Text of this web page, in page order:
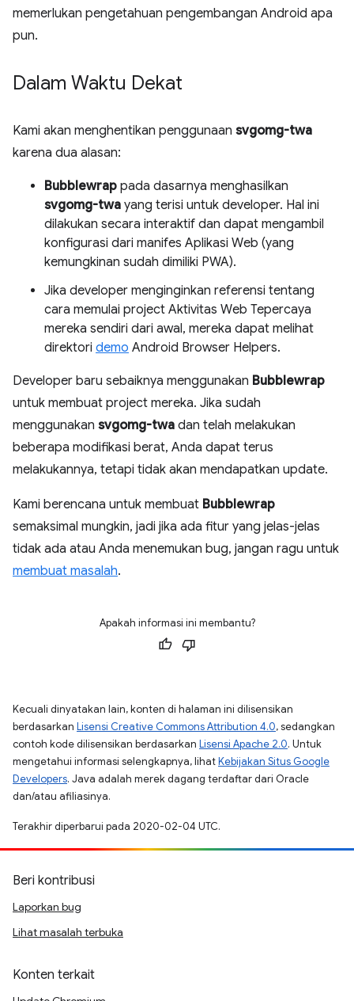
memerlukan pengetahuan pengembangan Android apa
pun.
Dalam Waktu Dekat
Kami akan menghentikan penggunaan svgomg-twa
karena dua alasan:
Bubblewrap pada dasarnya menghasilkan
svgomg-twa yang terisi untuk developer. Hal ini
dilakukan secara interaktif dan dapat mengambil
konfigurasi dari manifes Aplikasi Web (yang
kemungkinan sudah dimiliki PWA).
Jika developer menginginkan referensi tentang
cara memulai project Aktivitas Web Tepercaya
mereka sendiri dari awal, mereka dapat melihat
direktori demo Android Browser Helpers.
Developer baru sebaiknya menggunakan Bubblewrap
untuk membuat project mereka. Jika sudah
menggunakan svgomg-twa dan telah melakukan
beberapa modifikasi berat, Anda dapat terus
melakukannya, tetapi tidak akan mendapatkan update.
Kami berencana untuk membuat Bubblewrap
semaksimal mungkin, jadi jika ada fitur yang jelas-jelas
tidak ada atau Anda menemukan bug, jangan ragu untuk
membuat masalah.
Apakah informasi ini membantu?
Kecuali dinyatakan lain, konten di halaman ini dilisensikan
berdasarkan Lisensi Creative Commons Attribution 4.0, sedangkan
contoh kode dilisensikan berdasarkan Lisensi Apache 2.0. Untuk
mengetahui informasi selengkapnya, lihatKebijakan Situs Google
Developers. Java adalah merek dagang terdaftar dari Oracle
dan/atau afiliasinya.
Terakhir diperbarui pada 2020-02-04 UTC.
Beri kontribusi
Laporkan bug
Lihat masalah terbuka
Konten terkait